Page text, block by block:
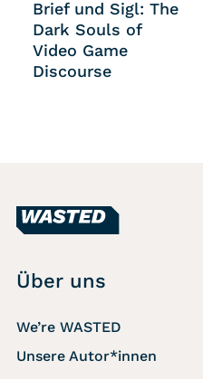
Brief und Sigl: The
Dark Souls of
Video Game
Discourse
Über uns
We’re WASTED
Unsere Autor*innen